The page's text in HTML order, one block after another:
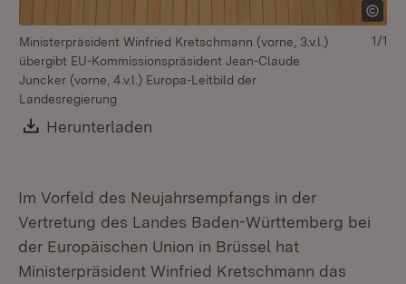
Ministerpräsident Winfried Kretschmann (vorne, 3.v.l.)
übergibt EU-Kommissionspräsident Jean-Claude
Juncker (vorne, 4.v.l.) Europa-Leitbild der
Landesregierung
Download:
Herunterladen
1/1
Im Vorfeld des Neujahrsempfangs in der
Vertretung des Landes Baden-Württemberg bei
der Europäischen Union in Brüssel hat
Ministerpräsident Winfried Kretschmann das